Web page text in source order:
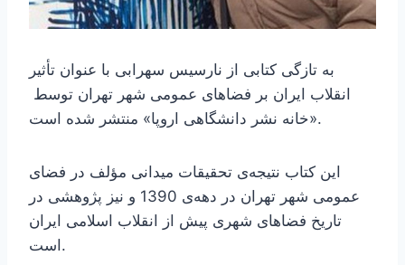
به تازگی کتابی از نارسیس سهرابی با عنوان تأثیر
انقلاب ایران بر فضاهای عمومی شهر تهران توسط
«خانه نشر دانشگاهی اروپا» منتشر شده است.
این کتاب نتیجه‌ی تحقیقات میدانی مؤلف در فضای
عمومی شهر تهران در دهه‌ی 1390 و نیز پژوهشی در
تاریخ فضاهای شهری پیش از انقلاب اسلامی ایران
است.